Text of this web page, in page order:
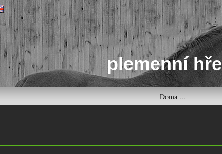
plemenní
Doma ...